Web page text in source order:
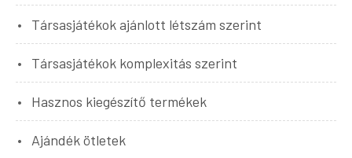
Társasjátékok ajánlott létszám szerint
Társasjátékok komplexitás szerint
Hasznos kiegészítő termékek
Ajándék ötletek